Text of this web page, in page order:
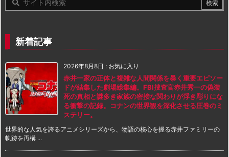
新着記事
2026年8月8日 : お気に入り
赤井一家の正体と複雑な人間関係を暴く重要エピソー
ドが結集した劇場総集編。FBI捜査官赤井秀一の偽装
死の真相と謎多き家族の密接な関わりが浮き彫りにな
る衝撃の記録。コナンの世界観を深化させる圧巻のミ
ステリー。
世界的な人気を誇るアニメシリーズから、物語の核心を握る赤井ファミリーの
軌跡を再構 ...